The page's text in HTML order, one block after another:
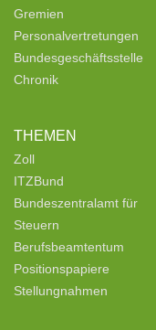
Gremien
Personalvertretungen
Bundesgeschäftsstelle
Chronik
THEMEN
Zoll
ITZBund
Bundeszentralamt für
Steuern
Berufsbeamtentum
Positionspapiere
Stellungnahmen